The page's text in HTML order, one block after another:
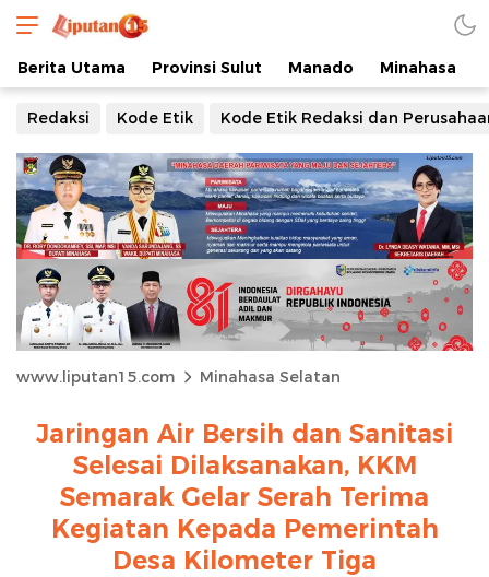
Berita Utama Provinsi Sulut Manado Minahasa
Redaksi Kode Etik Kode Etik Redaksi dan
www.liputan15.com Minahasa Selatan
Jaringan Air Bersih dan Sanitasi
Selesai Dilaksanakan, KKM
Semarak Gelar Serah Terima
Kegiatan Kepada Pemerintah
Desa Kilometer Tiga